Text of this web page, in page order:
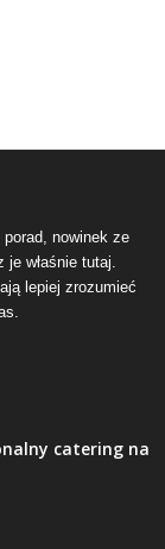
nowinek ze
właśnie tutaj.
lepiej zrozumieć
catering na